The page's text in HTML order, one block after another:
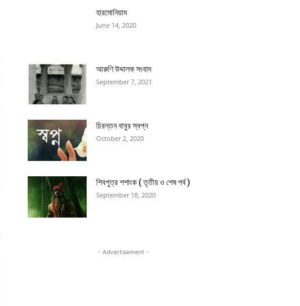
হারমোনিয়াম
June 14, 2020
আরুণি উদ্দালক সংবাদ
September 7, 2021
চিরন্তন বাবুর স্বপ্ন
October 2, 2020
শিবপুত্র শশাংক ( তৃতীয় ও শেষ পর্ব )
September 18, 2020
- Advertisement -